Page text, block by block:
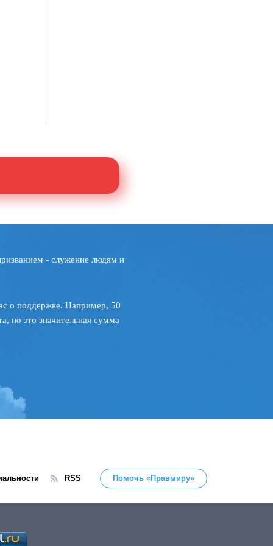
- служение людям и
о поддержке. Например, 50
но это значительная сумма
RSS Помочь «Правмиру»